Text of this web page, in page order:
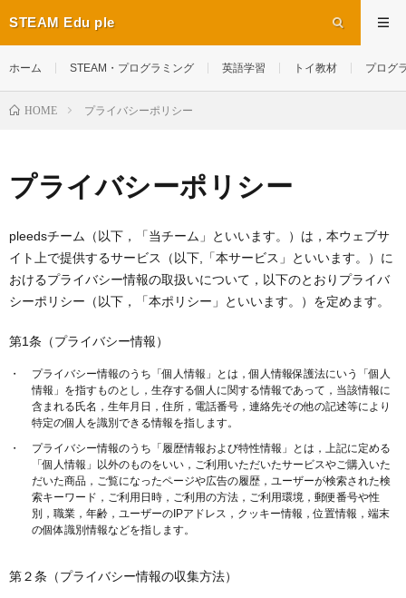
STEAM Edu ple
ホーム STEAM・プログラミング 英語学習 トイ教材 プログ
HOME プライバシーポリシー
プライバシーポリシー
pleedsチーム（以下，「当チーム」といいます。）は，本ウェブサ
イト上で提供するサービス（以下,「本サービス」といいます。）に
おけるプライバシー情報の取扱いについて，以下のとおりプライバ
シーポリシー（以下，「本ポリシー」といいます。）を定めます。
第1条（プライバシー情報）
プライバシー情報のうち「個人情報」とは，個人情報保護法にいう「個人
情報」を指すものとし，生存する個人に関する情報であって，当該情報に
含まれる氏名，生年月日，住所，電話番号，連絡先その他の記述等により
特定の個人を識別できる情報を指します。
プライバシー情報のうち「履歴情報および特性情報」とは，上記に定める
「個人情報」以外のものをいい，ご利用いただいたサービスやご購入いた
だいた商品，ご覧になったページや広告の履歴，ユーザーが検索された検
索キーワード，ご利用日時，ご利用の方法，ご利用環境，郵便番号や性
別，職業，年齢，ユーザーのIPアドレス，クッキー情報，位置情報，端末
の個体識別情報などを指します。
第２条（プライバシー情報の収集方法）